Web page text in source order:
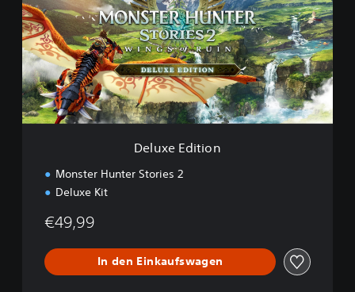
x
e
E
d
i
t
i
o
Deluxe Edition
Monster Hunter Stories 2
Deluxe Kit
€49,99
In den Einkaufswagen